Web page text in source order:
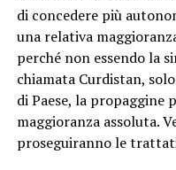
di concedere più
una relativa
perché non essendo la
chiamata Curdistan,
di Paese, la propaggine
maggioranza assoluta.
proseguiranno le